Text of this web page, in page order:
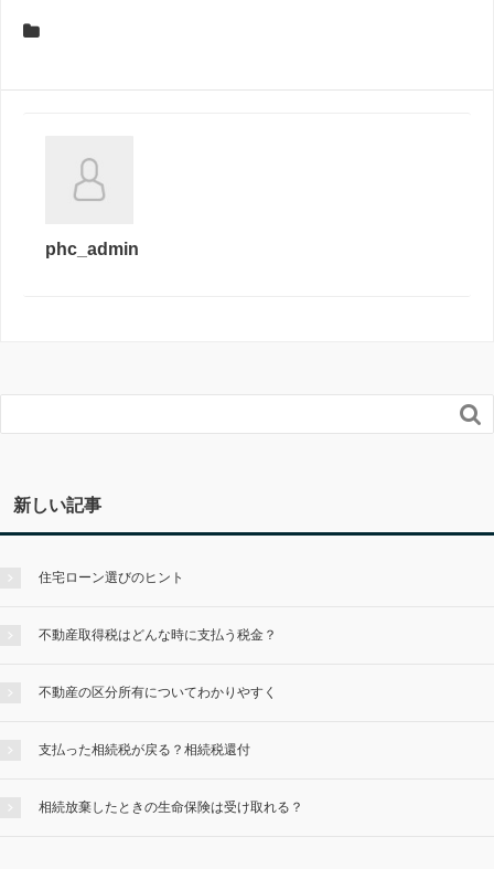
phc_admin

新しい記事
住宅ローン選びのヒント
不動産取得税はどんな時に支払う税金？
不動産の区分所有についてわかりやすく
支払った相続税が戻る？相続税還付
相続放棄したときの生命保険は受け取れる？